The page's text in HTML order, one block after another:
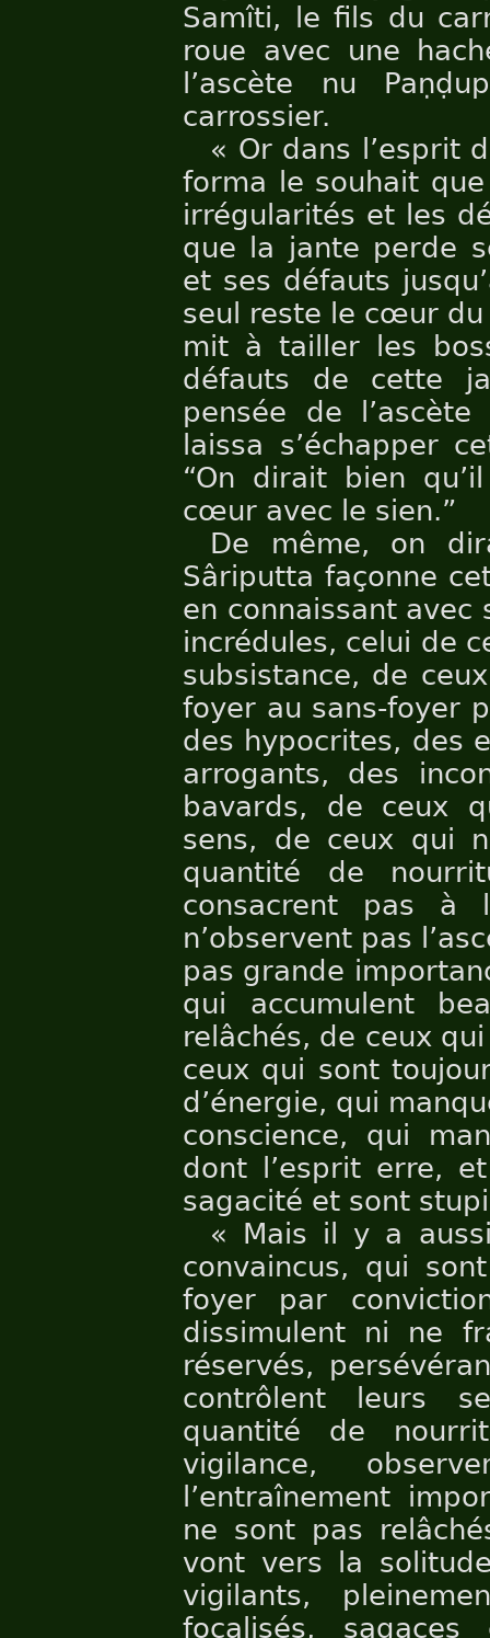
Samîti, le fils du
roue avec une
l’ascète nu
carrossier.
« Or dans l’esprit
forma le souhait
irrégularités et les
que la jante perde
et ses défauts
seul reste le cœur
mit à tailler les
défauts de cette
pensée de
laissa s’échapper
“On dirait bien
cœur avec le sien.”
De même, on
Sâriputta façonne
en connaissant
incrédules, celui de
subsistance, de
foyer au sans-foyer
des hypocrites, des
arrogants, des
bavards, de ceux
sens, de ceux qui
quantité de
consacrent pas à
n’observent pas
pas grande
qui accumulent
relâchés, de ceux
ceux qui sont
d’énergie, qui
conscience, qui
dont l’esprit erre,
sagacité et sont
« Mais il y a
convaincus, qui
foyer par
dissimulent ni ne
réservés,
contrôlent leurs
quantité de
vigilance,
l’entraînement
ne sont pas
vont vers la
vigilants,
focalisés,